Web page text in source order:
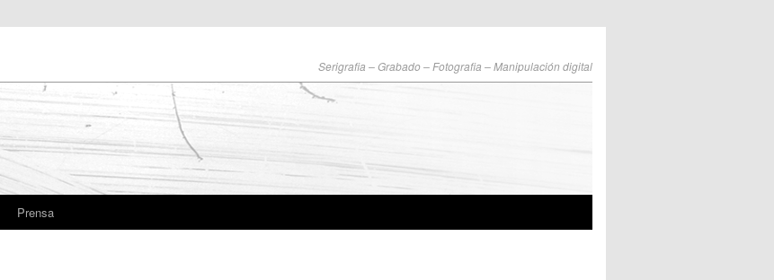
Serigrafia – Grabado – Fotografia – Manipulación digital
Prensa